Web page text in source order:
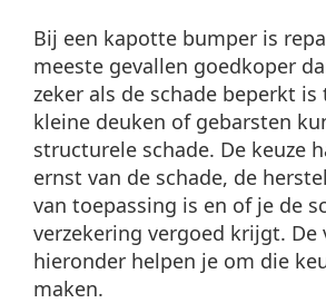
Bij een kapotte bumper is
meeste gevallen goedkoper
zeker als de schade beperkt is
kleine deuken of gebarsten
structurele schade. De keuze
ernst van de schade, de
van toepassing is en of je de
verzekering vergoed krijgt. De
hieronder helpen je om die
maken.